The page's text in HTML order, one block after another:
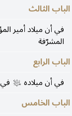
الباب الثالث
في أن ميلاد أمير
المشرّفة
الباب الرابع
في أن ميلاده عليه‌السلام
الباب الخامس